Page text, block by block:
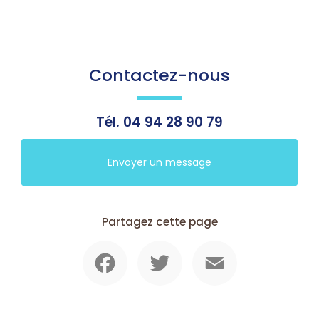
Contactez-nous
Tél. 04 94 28 90 79
Envoyer un message
Partagez cette page